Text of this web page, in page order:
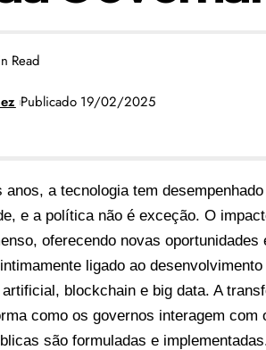
Publicado 19/02/2025
Read
anos, a tecnologia tem
e a política não é exceção. O
oferecendo novas
ligado ao
blockchain e big data. A
como os governos interagem
são formuladas e